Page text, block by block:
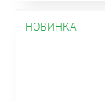
НОВИНКА